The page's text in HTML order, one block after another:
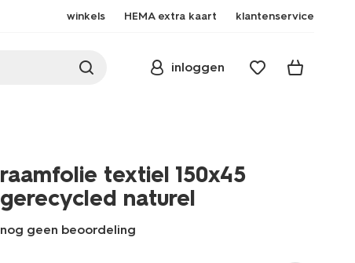
winkels HEMA extra kaart klantenservice
inloggen
raamfolie textiel 150x45
gerecycled naturel
nog geen beoordeling